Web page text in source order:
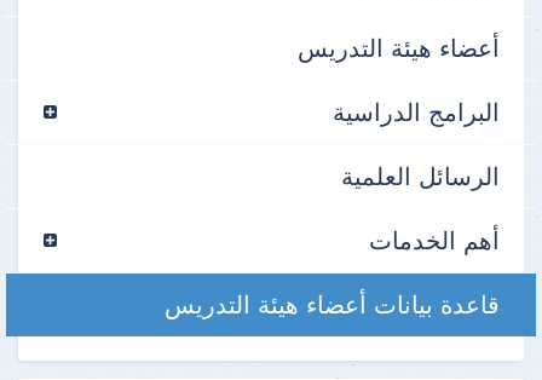
أعضاء هيئة التدريس
البرامج الدراسية
الرسائل العلمية
أهم الخدمات
قاعدة بيانات أعضاء هيئة التدريس